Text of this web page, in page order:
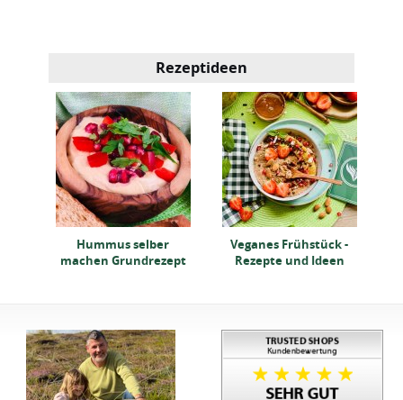
Rezeptideen
Hummus selber
machen Grundrezept
Veganes Frühstück -
Rezepte und Ideen